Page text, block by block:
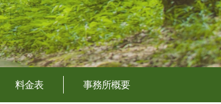
料金表 事務所概要